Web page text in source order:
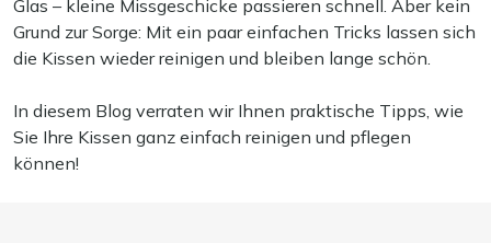
Glas – kleine Missgeschicke passieren schnell. Aber kein
Grund zur Sorge: Mit ein paar einfachen Tricks lassen sich
die Kissen wieder reinigen und bleiben lange schön.
In diesem Blog verraten wir Ihnen praktische Tipps, wie
Sie Ihre Kissen ganz einfach reinigen und pflegen
können!